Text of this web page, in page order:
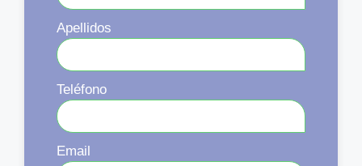
Apellidos
Teléfono
Email